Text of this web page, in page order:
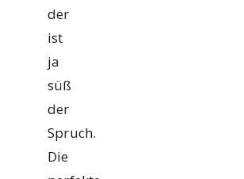
der
ist
ja
süß
der
Spruch.
Die